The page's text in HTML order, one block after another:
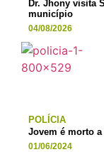
Dr. Jhony visita
município
04/08/2026
POLÍCIA
Jovem é morto
01/06/2024